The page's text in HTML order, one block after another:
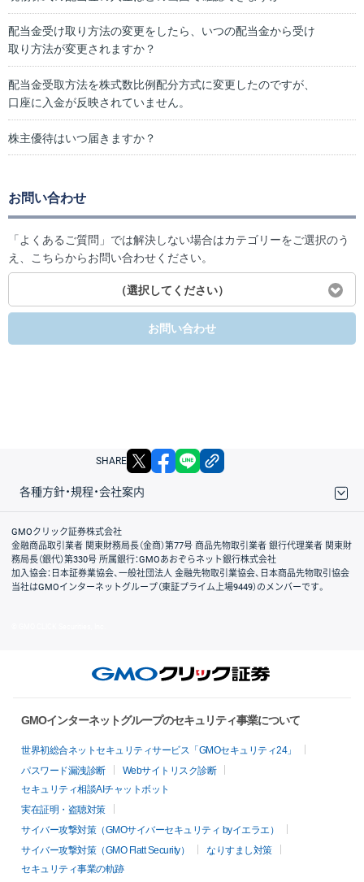
配当金受け取り方法の変更をしたら、いつの配当金から受け
取り方法が変更されますか？
配当金受取方法を株式数比例配分方式に変更したのですが、
口座に入金が反映されていません。
株主優待はいつ届きますか？
お問い合わせ
「よくあるご質問」では解決しない場合はカテゴリーをご選択のう
え、こちらからお問い合わせください。
（選択してください）
お問い合わせ
SHARE X facebook
各種方針・規程・会社案内
取引規程・約款
サイトマップ
その他のご案内
個人情報保護方針
最良執行方針
サイトのご利用について
ディスクレイマー
信託保全
リスク説明
会社案内
GMOクリック証券株式会社
金融商品取引業者 関東財務局長（金商）第77号 商品先物取引業者 銀行代理業者 関東財
務局長（銀代）第330号 所属銀行：GMOあおぞらネット銀行株式会社
加入協会：日本証券業協会、一般社団法人 金融先物取引業協会、日本商品先物取引協会
当社はGMOインターネットグループ（東証プライム上場9449）のメンバーです。
GMOインターネットグループのセキュリティ事業について
世界初総合ネットセキュリティサービス「GMOセキュリティ24」
パスワード漏洩診断
Webサイトリスク診断
セキュリティ相談AIチャットボット
実在証明・盗聴対策
サイバー攻撃対策（GMOサイバーセキュリティ byイエラエ）
サイバー攻撃対策（GMO Flatt Security）
なりすまし対策
セキュリティ事業の軌跡